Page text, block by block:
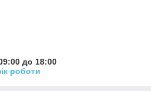
до 18:00
роботи